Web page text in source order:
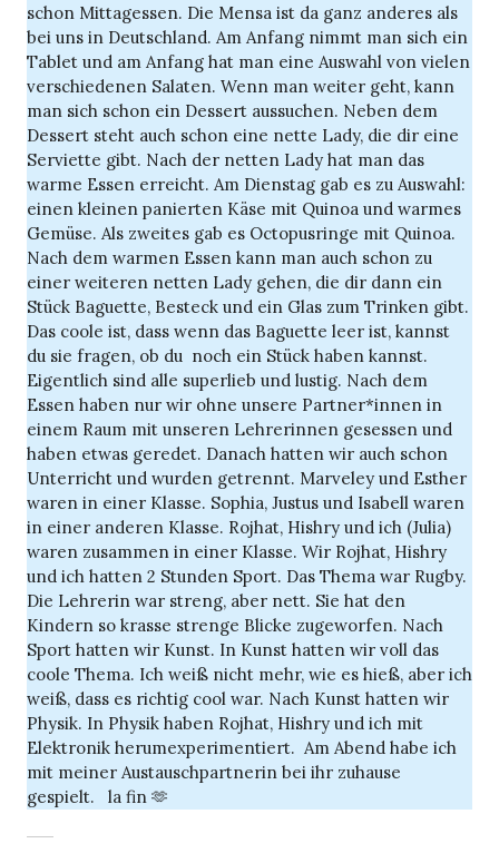
schon Mittagessen. Die Mensa ist da ganz anderes als
bei uns in Deutschland. Am Anfang nimmt man sich ein
Tablet und am Anfang hat man eine Auswahl von vielen
verschiedenen Salaten. Wenn man weiter geht, kann
man sich schon ein Dessert aussuchen. Neben dem
Dessert steht auch schon eine nette Lady, die dir eine
Serviette gibt. Nach der netten Lady hat man das
warme Essen erreicht. Am Dienstag gab es zu Auswahl:
einen kleinen panierten Käse mit Quinoa und warmes
Gemüse. Als zweites gab es Octopusringe mit Quinoa.
Nach dem warmen Essen kann man auch schon zu
einer weiteren netten Lady gehen, die dir dann ein
Stück Baguette, Besteck und ein Glas zum Trinken gibt.
Das coole ist, dass wenn das Baguette leer ist, kannst
du sie fragen, ob du noch ein Stück haben kannst.
Eigentlich sind alle superlieb und lustig. Nach dem
Essen haben nur wir ohne unsere Partner*innen in
einem Raum mit unseren Lehrerinnen gesessen und
haben etwas geredet. Danach hatten wir auch schon
Unterricht und wurden getrennt. Marveley und Esther
waren in einer Klasse. Sophia, Justus und Isabell waren
in einer anderen Klasse. Rojhat, Hishry und ich (Julia)
waren zusammen in einer Klasse. Wir Rojhat, Hishry
und ich hatten 2 Stunden Sport. Das Thema war Rugby.
Die Lehrerin war streng, aber nett. Sie hat den
Kindern so krasse strenge Blicke zugeworfen. Nach
Sport hatten wir Kunst. In Kunst hatten wir voll das
coole Thema. Ich weiß nicht mehr, wie es hieß, aber ich
weiß, dass es richtig cool war. Nach Kunst hatten wir
Physik. In Physik haben Rojhat, Hishry und ich mit
Elektronik herumexperimentiert. Am Abend habe ich
mit meiner Austauschpartnerin bei ihr zuhause
gespielt. la fin 🫶